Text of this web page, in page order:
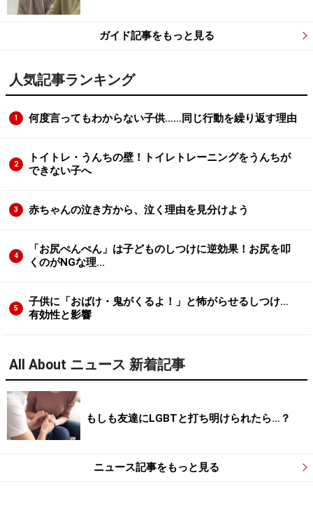
ガイド記事をもっと見る
人気記事ランキング
1 何度言ってもわからない子供……同じ行動を繰り返す理由
2
トイトレ・うんちの壁！トイレトレーニングをうんちが
できない子へ
3 赤ちゃんの泣き方から、泣く理由を見分けよう
4
「お尻ぺんぺん」は子どものしつけに逆効果！お尻を叩
くのがNGな理...
5
子供に「おばけ・鬼がくるよ！」と怖がらせるしつけ…
有効性と影響
All About ニュース 新着記事
もしも友達にLGBTと打ち明けられたら…？
ニュース記事をもっと見る